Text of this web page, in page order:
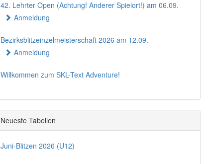
42. Lehrter Open (Achtung! Anderer Spielort!) am 06.09.
Anmeldung
Bezirksblitzeinzelmeisterschaft 2026 am 12.09.
Anmeldung
Willkommen zum SKL-Text Adventure!
Neueste Tabellen
Juni-Blitzen 2026 (U12)